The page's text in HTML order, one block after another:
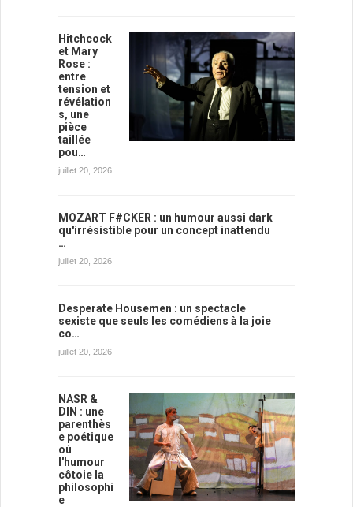
Hitchcock
et Mary
Rose :
entre
tension et
révélation
s, une
pièce
taillée
pou…
juillet 20, 2026
MOZART F#CKER : un humour aussi dark
qu'irrésistible pour un concept inattendu
…
juillet 20, 2026
Desperate Housemen : un spectacle
sexiste que seuls les comédiens à la joie
co…
juillet 20, 2026
NASR &
DIN : une
parenthès
e poétique
où
l'humour
côtoie la
philosophi
e